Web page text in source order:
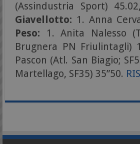
(Assindustria Sport)
Giavellotto: 1. Anna
Peso: 1. Anita Nalesso
Brugnera PN Friulintagli)
Pascon (Atl. San Biagio;
Martellago, SF35) 35”50.